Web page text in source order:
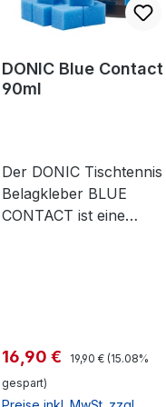
DONIC Blue Contact
90ml
Der DONIC Tischtennis
Belagkleber BLUE
CONTACT ist eine
Konsistenz sorgt für eine
verbesserte
Verkaufspreis:
16,90 € Regulärer Preis:
19,90 € (15.08%
gespart)